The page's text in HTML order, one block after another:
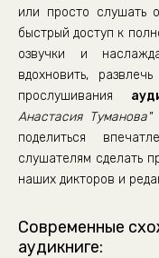
или просто слушать
быстрый доступ к
озвучки и
вдохновить,
прослушивания
Анастасия Туманова"
поделиться
слушателям сделать
наших дикторов и
Современные
аудикниге: